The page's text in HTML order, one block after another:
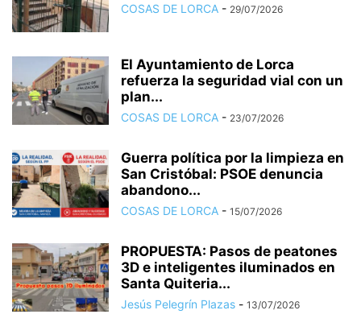
COSAS DE LORCA - 29/07/2026
El Ayuntamiento de Lorca
refuerza la seguridad vial con un
plan...
COSAS DE LORCA - 23/07/2026
Guerra política por la limpieza en
San Cristóbal: PSOE denuncia
abandono...
COSAS DE LORCA - 15/07/2026
PROPUESTA: Pasos de peatones
3D e inteligentes iluminados en
Santa Quiteria...
Jesús Pelegrín Plazas - 13/07/2026